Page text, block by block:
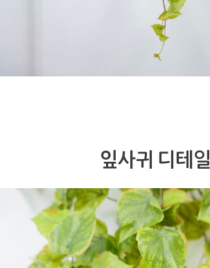
잎사귀 디테일